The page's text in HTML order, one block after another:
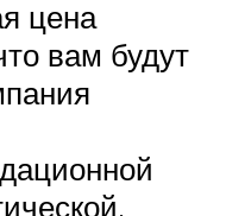
цена
вам будут